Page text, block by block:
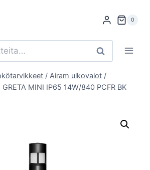
0
Haku
/ Airam ulkovalot /
GRETA MINI IP65 14W/840 PCFR BK